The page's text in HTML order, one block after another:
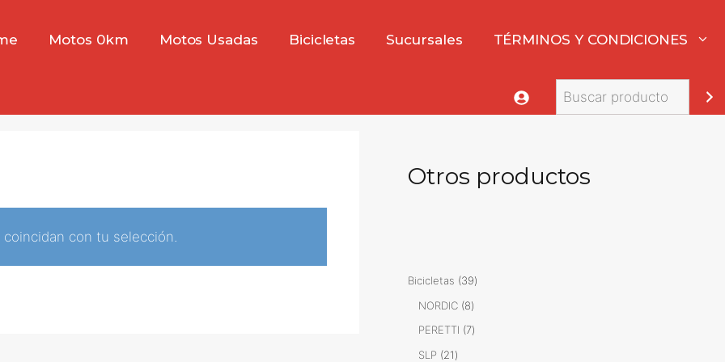
Motos 0km Motos Usadas Bicicletas Sucursales TÉRMINOS Y CONDICIONES
Buscar
con tu selección.
Otros productos
Bicicletas 3939
NORDIC 88
productos
PERETTI 77
SLP 2121